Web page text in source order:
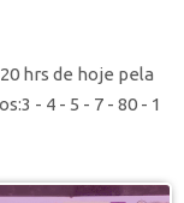
hrs de hoje pela
- 4 - 5 - 7 - 80 - 1